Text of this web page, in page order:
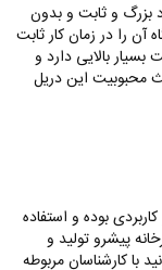
بزرگ و ثابت و بدون
آن را در زمان کار ثابت
بالایی دارد و
محبوبیت این دریل
بوده و استفاده
پیشرو تولید و
کارشناسان مربوطه